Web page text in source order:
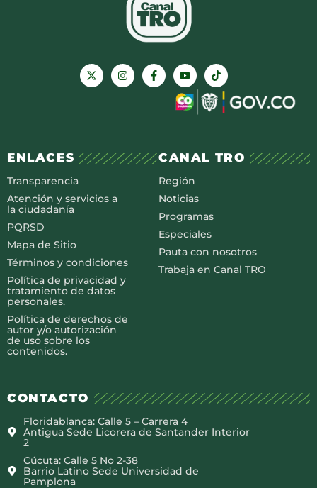
ENLACES
Transparencia
Atención y servicios a
la ciudadanía
PQRSD
Mapa de Sitio
Términos y condiciones
Política de privacidad y
tratamiento de datos
personales.
Política de derechos de
autor y/o autorización
de uso sobre los
contenidos.
CANAL TRO
Región
Noticias
Programas
Especiales
Pauta con nosotros
Trabaja en Canal TRO
CONTACTO
Floridablanca: Calle 5 – Carrera 4
Antigua Sede Licorera de Santander Interior
2
Cúcuta: Calle 5 No 2-38
Barrio Latino Sede Universidad de
Pamplona